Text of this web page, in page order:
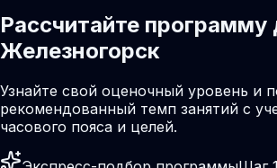
Рассчитайте программу
Железногорск
Узнайте свой оценочный уровень и
рекомендованный темп занятий с
часового пояса и целей.